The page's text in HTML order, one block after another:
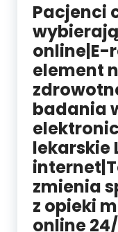
Pacjenci
online|E-
element
badania
lekarskie
zmienia
z opieki
online